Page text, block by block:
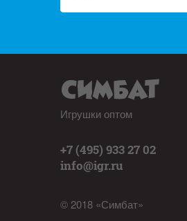
Игрушки оптом
+7 (495) 933 27 02
info@igr.ru
© 2018 «Симбат»